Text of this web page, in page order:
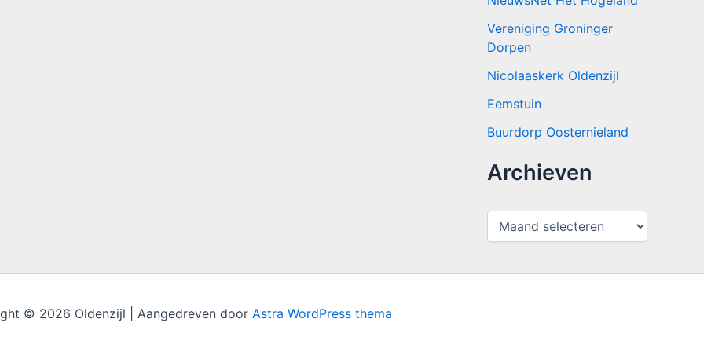
Vereniging Groninger
Dorpen
Nicolaaskerk Oldenzijl
Eemstuin
Buurdorp Oosternieland
Archieven
A
© 2026 Oldenzijl | Aangedreven door Astra WordPress thema